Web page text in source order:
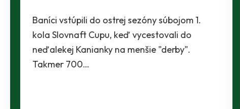
Káder Prievidze sa rozšíril najnovšie o
Maksyma Radchenka. Legionár z Ukrajiny sa s
Baníkmi dohodol na pôsobení minimálne do
konca…